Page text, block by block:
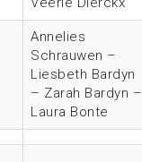
Annelies
Schrauwen –
Liesbeth Bardyn
– Zarah Bardyn –
Laura Bonte